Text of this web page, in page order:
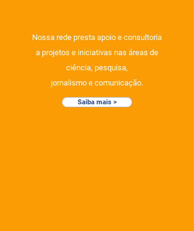
Nossa rede presta apoio e consultoria
a projetos e iniciativas nas áreas de
ciência, pesquisa,
jornalismo e comunicação.
Saiba mais >